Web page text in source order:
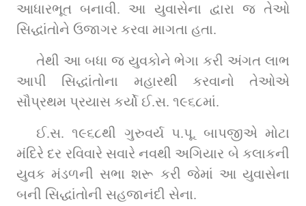
આધારભૂત બનાવી. આ યુવાસેના દ્વારા જ તેઓ
સિદ્ધાંતોને ઉજાગર કરવા માગતા હતા.
તેથી આ બધા જ યુવકોને ભેગા કરી અંગત લાભ
આપી સિદ્ધાંતોના મહારથી કરવાનો તેઓએ
સૌપ્રથમ પ્રયાસ કર્યો ઈ.સ. ૧૯૬૮માં.
ઈ.સ. ૧૯૬૮થી ગુરુવર્ય પ.પૂ. બાપજીએ મોટા
મંદિરે દર રવિવારે સવારે નવથી અગિયાર બે કલાકની
યુવક મંડળની સભા શરૂ કરી જેમાં આ યુવાસેના
બની સિદ્ધાંતોની સહજાનંદી સેના.